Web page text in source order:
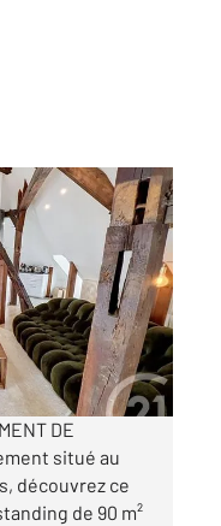
DE
situé au
découvrez ce
de 90 m²